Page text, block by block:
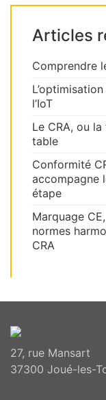
Articles
Comprendre
l’IoT
Le CRA, ou
table
Conformité
accompagne
étape
Marquage
normes
CRA
27, rue Mansart
37300 Joué-les-